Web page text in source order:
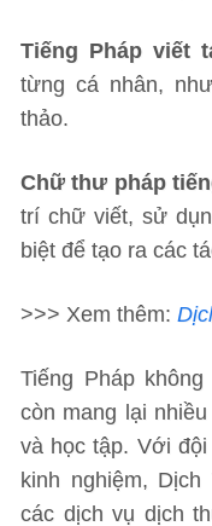
Tiếng Pháp viết
từng cá nhân,
thảo.
Chữ thư pháp
trí chữ viết, sử
biệt để tạo ra các
>>> Xem thêm:
Tiếng Pháp
còn mang lại
và học tập. Với
kinh nghiệm,
các dịch vụ dịch